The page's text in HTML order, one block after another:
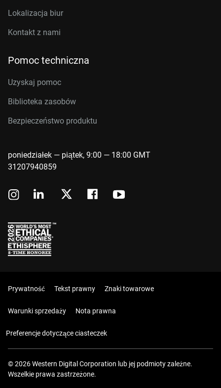
Lokalizacja biur
Kontakt z nami
Pomoc techniczna
Uzyskaj pomoc
Biblioteka zasobów
Bezpieczeństwo produktu
poniedziałek — piątek, 9:00 — 18:00 GMT
31207940859
Prywatność Tekst prawny Znaki towarowe
Warunki sprzedaży Nota prawna
Preferencje dotyczące ciasteczek
© 2026 Western Digital Corporation lub jej podmioty zależne.
Wszelkie prawa zastrzeżone.